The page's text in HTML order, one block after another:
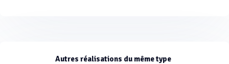
Autres réalisations du même type